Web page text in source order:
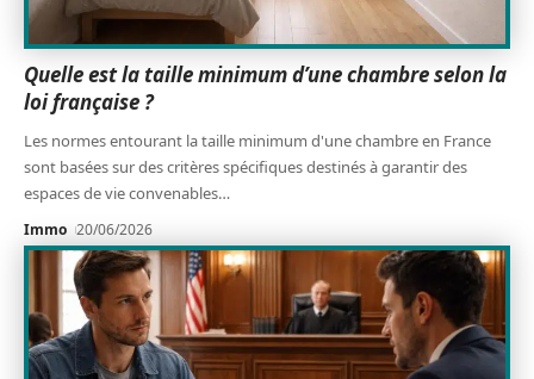
Quelle est la taille minimum d’une chambre selon la
loi française ?
Les normes entourant la taille minimum d'une chambre en France
sont basées sur des critères spécifiques destinés à garantir des
espaces de vie convenables…
Immo 20/06/2026